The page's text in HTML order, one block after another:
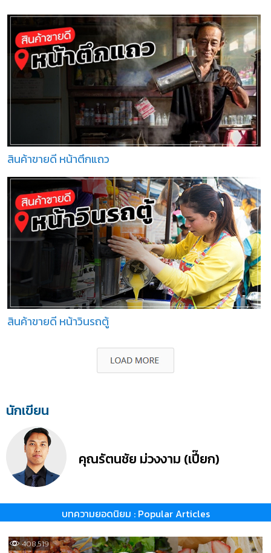
สินค้าขายดี หน้าตึกแถว
สินค้าขายดี หน้าวินรถตู้
นักเขียน
คุณรัตนชัย ม่วงงาม (เปี๊ยก)
บทความยอดนิยม : Popular Articles
408,519